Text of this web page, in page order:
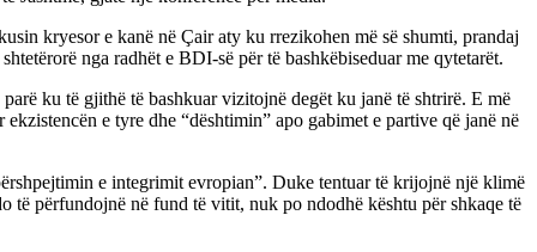
kryesor e kanë në Çair aty ku rrezikohen më së shumti, prandaj
nga radhët e BDI-së për të bashkëbiseduar me qytetarët.
ku të gjithë të bashkuar vizitojnë degët ku janë të shtrirë. E më
e tyre dhe “dështimin” apo gabimet e partive që janë në
e integrimit evropian”. Duke tentuar të krijojnë një klimë
të përfundojnë në fund të vitit, nuk po ndodhë kështu për shkaqe të